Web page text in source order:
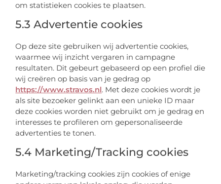
om statistieken cookies te plaatsen.
5.3 Advertentie cookies
Op deze site gebruiken wij advertentie cookies,
waarmee wij inzicht vergaren in campagne
resultaten. Dit gebeurt gebaseerd op een profiel die
wij creëren op basis van je gedrag op
https://www.stravos.nl. Met deze cookies wordt je
als site bezoeker gelinkt aan een unieke ID maar
deze cookies worden niet gebruikt om je gedrag en
interesses te profileren om gepersonaliseerde
advertenties te tonen.
5.4 Marketing/Tracking cookies
Marketing/tracking cookies zijn cookies of enige